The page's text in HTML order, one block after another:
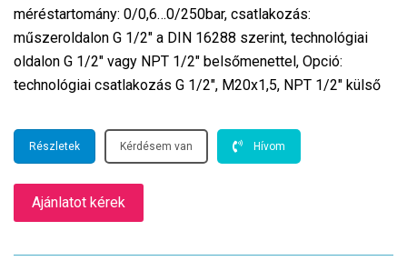
méréstartomány: 0/0,6…0/250bar, csatlakozás:
műszeroldalon G 1/2″ a DIN 16288 szerint, technológiai
oldalon G 1/2″ vagy NPT 1/2″ belsőmenettel, Opció:
technológiai csatlakozás G 1/2″, M20x1,5, NPT 1/2″ külső
Részletek Kérdésem van Hívom
Ajánlatot kérek